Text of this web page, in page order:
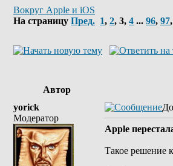
Вокруг Apple и iOS
На страницу Пред. 1, 2, 3, 4 ... 96, 97,
Автор
yorick
Модератор
Apple
Такое решение